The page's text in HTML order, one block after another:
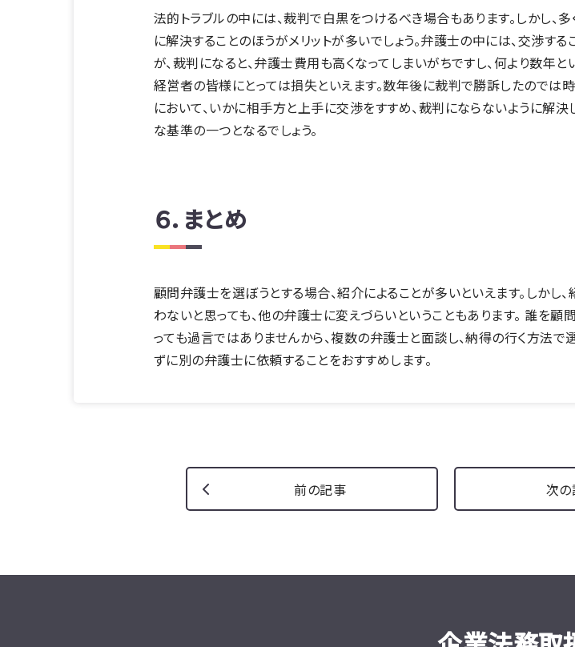
法的トラブルの中には、裁判で白黒をつけるべき場合もあります。しかし、
に解決することのほうがメリットが多いでしょう。弁護士の中には、交渉す
が、裁判になると、弁護士費用も高くなってしまいがちですし、何より数年
経営者の皆様にとっては損失といえます。数年後に裁判で勝訴したのでは
において、いかに相手方と上手に交渉をすすめ、裁判にならないように解
な基準の一つとなるでしょう。
６．まとめ
顧問弁護士を選ぼうとする場合、紹介によることが多いといえます。しかし
わないと思っても、他の弁護士に変えづらいということもあります。 誰を
っても過言ではありませんから、複数の弁護士と面談し、納得の行く方法で
ずに別の弁護士に依頼することをおすすめします。
前の記事 次